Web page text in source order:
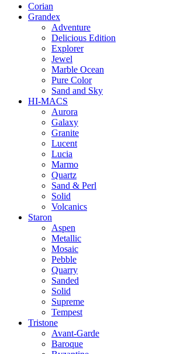
Corian
Grandex
Adventure
Delicious Edition
Explorer
Jewel
Marble Ocean
Pure Color
Sand and Sky
HI-MACS
Aurora
Galaxy
Granite
Lucent
Lucia
Marmo
Quartz
Sand & Perl
Solid
Volcanics
Staron
Aspen
Metallic
Mosaic
Pebble
Quarry
Sanded
Solid
Supreme
Tempest
Tristone
Avant-Garde
Baroque